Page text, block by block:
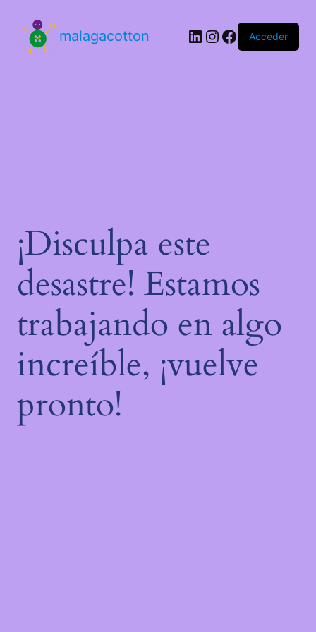
malagacotton Acceder
¡Disculpa este
desastre! Estamos
trabajando en algo
increíble, ¡vuelve
pronto!